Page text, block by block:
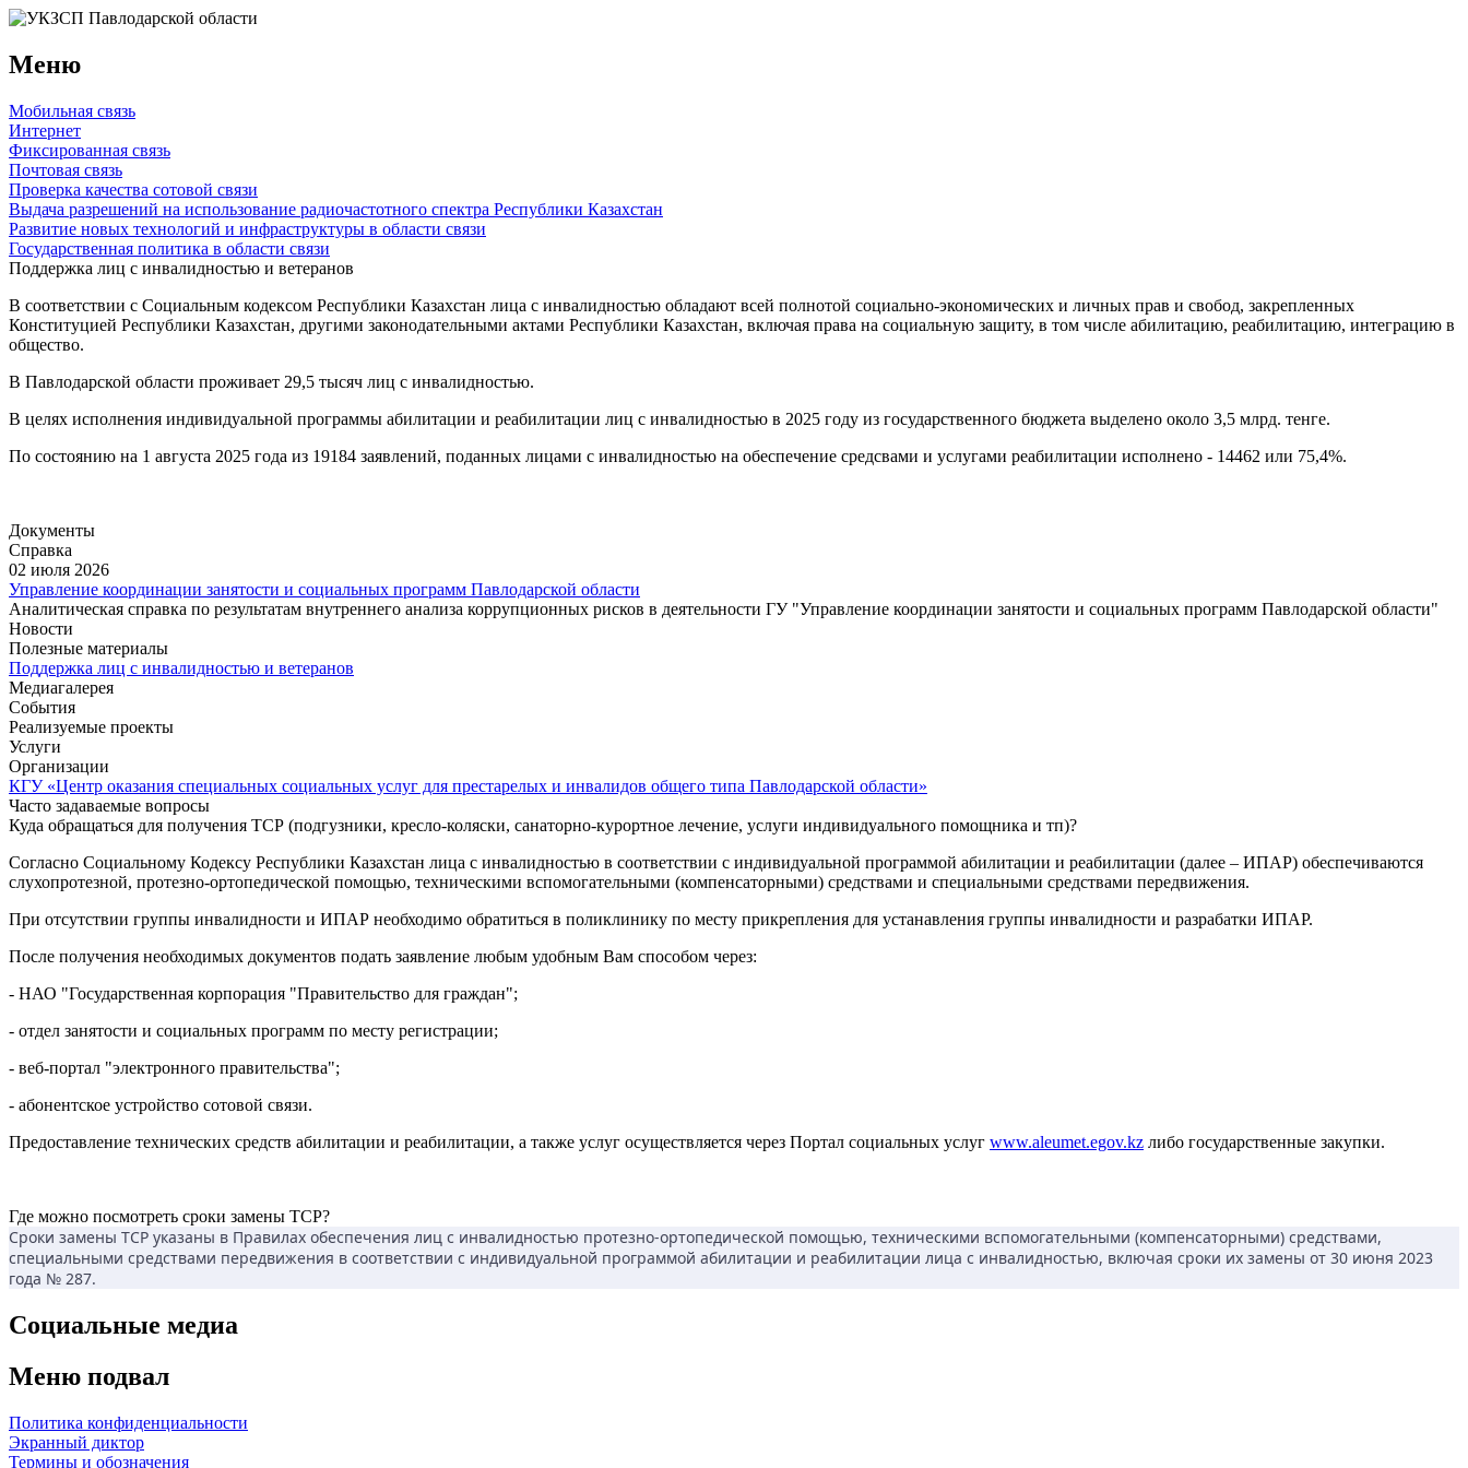
Меню
Мобильная связь
Интернет
Фиксированная связь
Почтовая связь
Проверка качества сотовой связи
Выдача разрешений на использование радиочастотного спектра Республики Казахстан
Развитие новых технологий и инфраструктуры в области связи
Государственная политика в области связи
Поддержка лиц с инвалидностью и ветеранов
В соответствии с Социальным кодексом Республики Казахстан лица с инвалидностью обладают всей полнотой социально-экономических и личных прав и свобод, закрепленных
Конституцией Республики Казахстан, другими законодательными актами Республики Казахстан, включая права на социальную защиту, в том числе абилитацию, реабилитацию, интеграцию в
общество.
В Павлодарской области проживает 29,5 тысяч лиц с инвалидностью.
В целях исполнения индивидуальной программы абилитации и реабилитации лиц с инвалидностью в 2025 году из государственного бюджета выделено около 3,5 млрд. тенге.
По состоянию на 1 августа 2025 года из 19184 заявлений, поданных лицами с инвалидностью на обеспечение средсвами и услугами реабилитации исполнено - 14462 или 75,4%.
Документы
Справка
02 июля 2026
Управление координации занятости и социальных программ Павлодарской области
Аналитическая справка по результатам внутреннего анализа коррупционных рисков в деятельности ГУ "Управление координации занятости и социальных программ Павлодарской области"
Новости
Полезные материалы
Поддержка лиц с инвалидностью и ветеранов
Медиагалерея
События
Реализуемые проекты
Услуги
Организации
КГУ «Центр оказания специальных социальных услуг для престарелых и инвалидов общего типа Павлодарской области»
Часто задаваемые вопросы
Куда обращаться для получения ТСР (подгузники, кресло-коляски, санаторно-курортное лечение, услуги индивидуального помощника и тп)?
Согласно Социальному Кодексу Республики Казахстан лица с инвалидностью в соответствии с индивидуальной программой абилитации и реабилитации (далее – ИПАР) обеспечиваются
слухопротезной, протезно-ортопедической помощью, техническими вспомогательными (компенсаторными) средствами и специальными средствами передвижения.
При отсутствии группы инвалидности и ИПАР необходимо обратиться в поликлинику по месту прикрепления для устанавления группы инвалидности и разрабатки ИПАР.
После получения необходимых документов подать заявление любым удобным Вам способом через:
- НАО "Государственная корпорация "Правительство для граждан";
- отдел занятости и социальных программ по месту регистрации;
- веб-портал "электронного правительства";
- абонентское устройство сотовой связи.
Предоставление технических средств абилитации и реабилитации, а также услуг осуществляется через Портал социальных услуг www.aleumet.egov.kz либо государственные закупки.
Где можно посмотреть сроки замены ТСР?
Сроки замены ТСР указаны в Правилах обеспечения лиц с инвалидностью протезно-ортопедической помощью, техническими вспомогательными (компенсаторными) средствами,
специальными средствами передвижения в соответствии с индивидуальной программой абилитации и реабилитации лица с инвалидностью, включая сроки их замены от 30 июня 2023
года № 287.
Социальные медиа
Меню подвал
Политика конфиденциальности
Экранный диктор
Термины и обозначения